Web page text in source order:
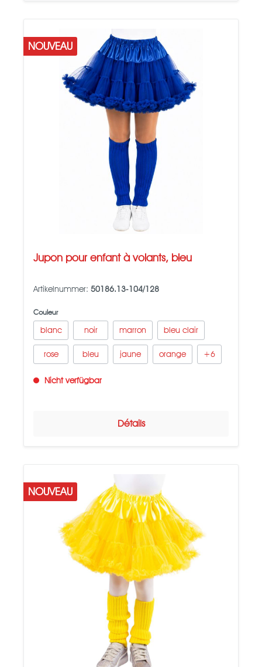
NOUVEAU
Jupon pour enfant à volants, bleu
Artikelnummer: 50186.13-104/128
Couleur
blanc noir marron bleu clair
rose bleu jaune orange +6
Nicht verfügbar
Détails
NOUVEAU